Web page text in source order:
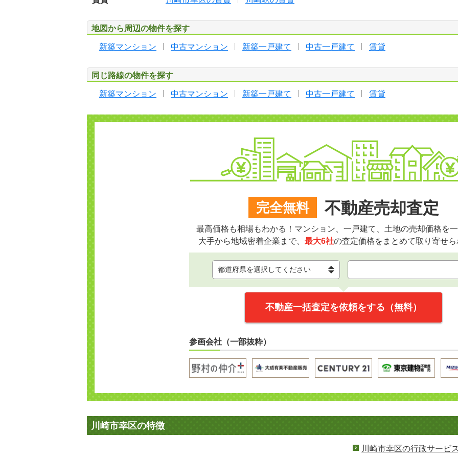
地図から周辺の物件を探す
新築マンション 中古マンション 新築一戸建て 中古一戸建て 賃貸
同じ路線の物件を探す
新築マンション 中古マンション 新築一戸建て 中古一戸建て 賃貸
完全無料 不動産売却査定
最高価格も相場もわかる！マンション、一戸建て、土地の売却価格を
大手から地域密着企業まで、 最大6社の査定価格をまとめて取り寄せ
不動産一括査定を依頼をする（無料）
参画会社（一部抜粋）
川崎市幸区の特徴
川崎市幸区の行政サービ